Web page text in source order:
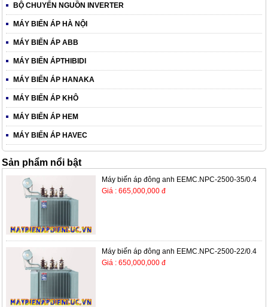
BỘ CHUYỂN NGUỒN INVERTER
MÁY BIẾN ÁP HÀ NỘI
MÁY BIẾN ÁP ABB
MÁY BIẾN ÁPTHIBIDI
MÁY BIẾN ÁP HANAKA
MÁY BIẾN ÁP KHÔ
MÁY BIẾN ÁP HEM
MÁY BIẾN ÁP HAVEC
Sản phẩm nổi bật
Máy biến áp đông anh EEMC.NPC-2500-35/0.4
Giá : 665,000,000 đ
Máy biến áp đông anh EEMC.NPC-2500-22/0.4
Giá : 650,000,000 đ